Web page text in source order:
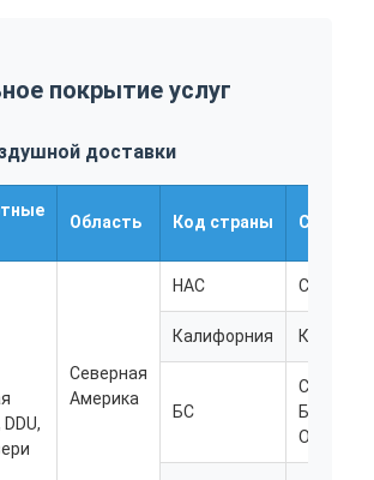
перевозка передняя
самолетами груз передний
из Китая
покрытие услуг
доставки
Область Код страны Страна
Северная
Америка
НАС США
Калифорния Канада
БС